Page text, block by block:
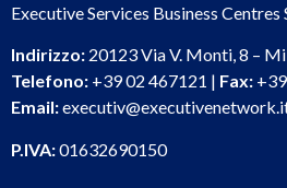
Executive Services Business Centres
Indirizzo: 20123 Via V. Monti, 8 –
Telefono: +39 02 467121 | Fax:
Email:
P.IVA:01632690150